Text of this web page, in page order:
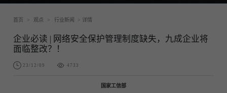
首页 > 观点 > 行业新闻 > 详情
企业必读 | 网络安全保护管理制度缺失，九成企业将
面临整改？！
23/12/09 4733
国家工信部